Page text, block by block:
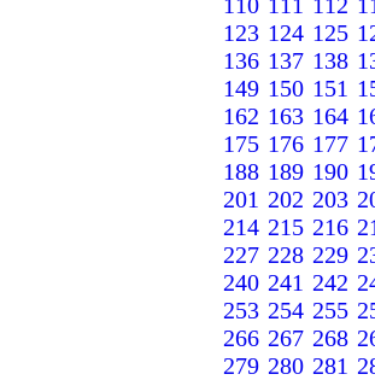
123 124 125
136 137 138
149 150 151
162 163 164
175 176 177
188 189 190
201 202 203
214 215 216
227 228 229
240 241 242
253 254 255
266 267 268
279 280 281